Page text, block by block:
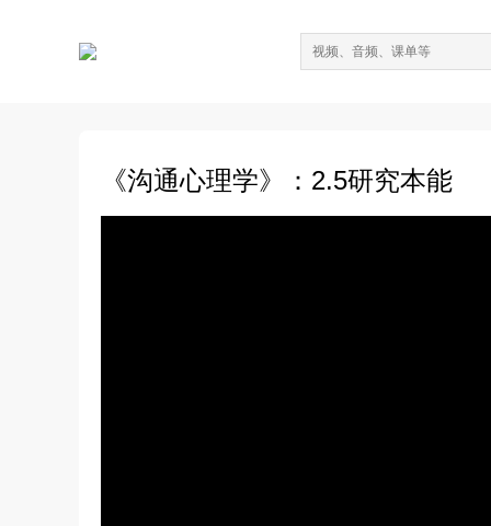
《沟通心理学》：2.5研究本能